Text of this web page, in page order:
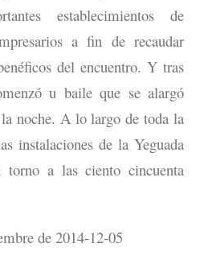
establecimientos de
a fin de recaudar
del encuentro. Y tras
u baile que se alargó
noche. A lo largo de toda la
instalaciones de la Yeguada
a las ciento cincuenta
de 2014-12-05